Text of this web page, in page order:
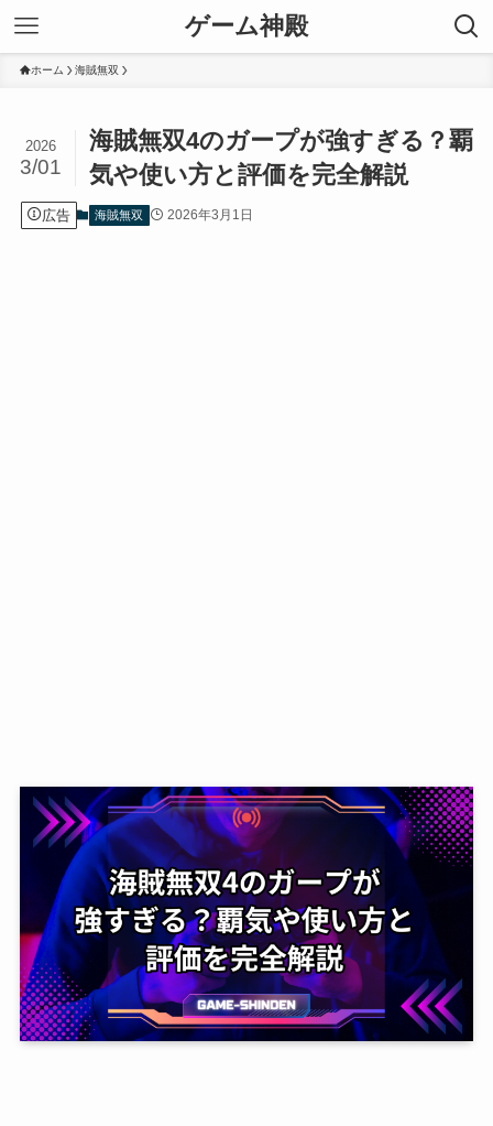
ゲーム神殿
ホーム 海賊無双
海賊無双4のガープが強すぎる？覇
気や使い方と評価を完全解説
2026
3/01
広告 海賊無双 2026年3月1日